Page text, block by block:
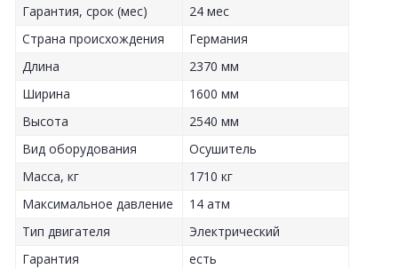
Гарантия, срок (мес)
24 мес
Страна происхождения
Германия
Длина
2370 мм
Ширина
1600 мм
Высота
2540 мм
Вид оборудования
Осушитель
Масса, кг
1710 кг
Максимальное давление
14 атм
Тип двигателя
Электрический
Гарантия
есть